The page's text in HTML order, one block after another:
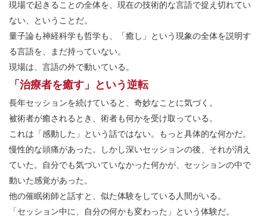
現場で起きることの全体を、現在の技術的な言語で捉え切れてい
ない、ということだ。
量子論も神経科学も哲学も、「癒し」という現象の全体を説明す
る言語を、まだ持っていない。
現場は、言語の外で動いている。
「治療者を癒す」という逆転
長年セッションを続けていると、奇妙なことに気づく。
被術者が癒されるとき、術者も何かを受け取っている。
これは「感動した」という話ではない。もっと具体的な何かだ。
慢性的な頭痛があった。しかし深いセッションの後、それが消え
ていた。自分でも気づいていなかった何かが、セッションの中で
動いた感覚があった。
他の催眠術師と話すと、似た体験をしている人間がいる。
「セッション中に、自分の何かも変わった」という体験だ。